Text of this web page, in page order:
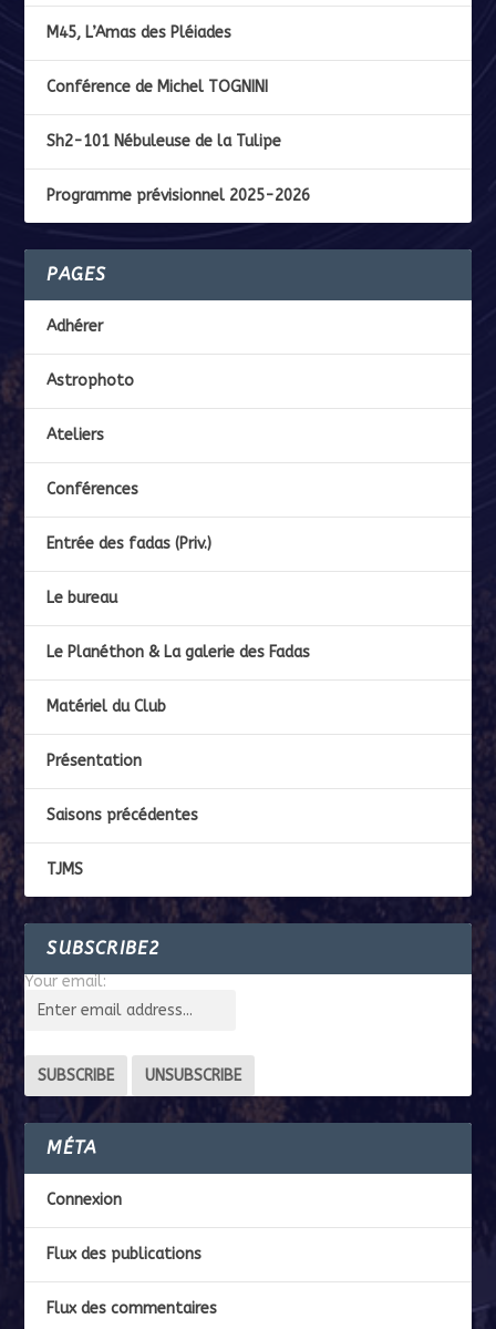
M45, L’Amas des Pléiades
Conférence de Michel TOGNINI
Sh2-101 Nébuleuse de la Tulipe
Programme prévisionnel 2025-2026
PAGES
Adhérer
Astrophoto
Ateliers
Conférences
Entrée des fadas (Priv.)
Le bureau
Le Planéthon & La galerie des Fadas
Matériel du Club
Présentation
Saisons précédentes
TJMS
SUBSCRIBE2
Your email:
MÉTA
Connexion
Flux des publications
Flux des commentaires